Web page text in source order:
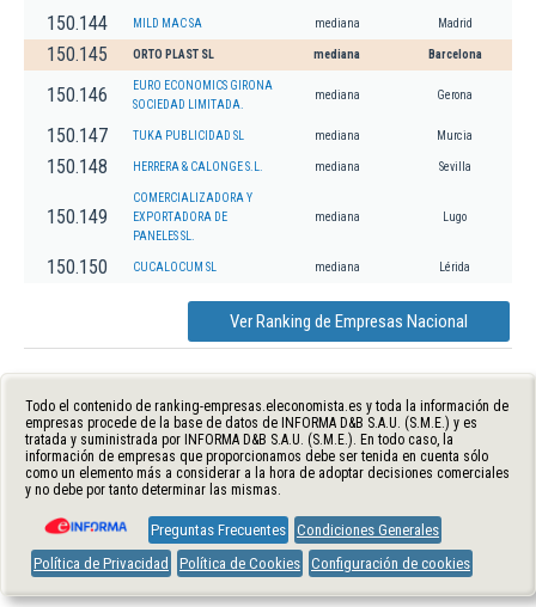
150.144 MILD MAC SA mediana Madrid
150.145 ORTO PLAST SL mediana Barcelona
150.146
EURO ECONOMICS GIRONA
SOCIEDAD LIMITADA.
mediana Gerona
150.147 TUKA PUBLICIDAD SL mediana Murcia
150.148 HERRERA & CALONGE S.L. mediana Sevilla
150.149
COMERCIALIZADORA Y
EXPORTADORA DE
PANELES SL.
mediana Lugo
150.150 CUCALOCUM SL mediana Lérida
Ver Ranking de Empresas Nacional
Todo el contenido de ranking-empresas.eleconomista.es y toda la información de
empresas procede de la base de datos de INFORMA D&B S.A.U. (S.M.E.) y es
tratada y suministrada por INFORMA D&B S.A.U. (S.M.E.). En todo caso, la
información de empresas que proporcionamos debe ser tenida en cuenta sólo
como un elemento más a considerar a la hora de adoptar decisiones comerciales
y no debe por tanto determinar las mismas.
Preguntas Frecuentes Condiciones Generales
Política de Privacidad
Política de Cookies Configuración de cookies